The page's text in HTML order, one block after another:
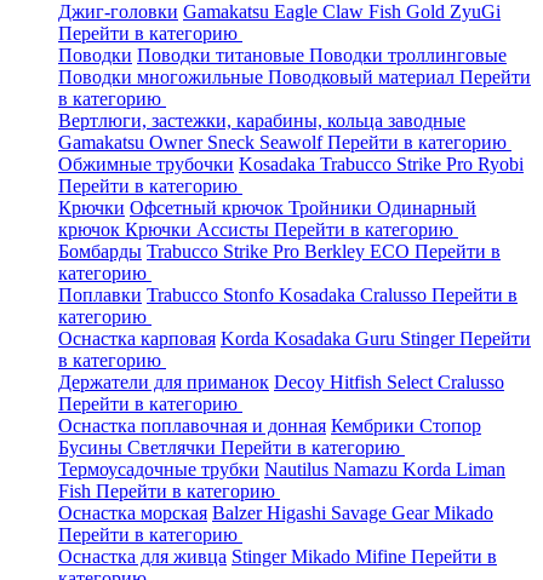
Джиг-головки Gamakatsu Eagle Claw Fish Gold ZyuGi
Перейти в категорию
Поводки Поводки титановые Поводки троллинговые
Поводки многожильные Поводковый материал Перейти
в категорию
Вертлюги, застежки, карабины, кольца заводные
Gamakatsu Owner Sneck SeawolfПерейти в категорию
Обжимные трубочки Kosadaka Trabucco Strike Pro Ryobi
Перейти в категорию
Крючки Офсетный крючок Тройники Одинарный
крючок Крючки Ассисты Перейти в категорию
Бомбарды Trabucco Strike Pro Berkley ECO Перейти в
категорию
Поплавки Trabucco Stonfo Kosadaka Cralusso Перейти в
категорию
Оснастка карповая Korda Kosadaka Guru StingerПерейти
в категорию
Держатели для приманок Decoy Hitfish Select Cralusso
Перейти в категорию
Оснастка поплавочная и донная Кембрики Стопор
Бусины Светлячки Перейти в категорию
Термоусадочные трубки Nautilus Namazu Korda Liman
Fish Перейти в категорию
Оснастка морская BalzerHigashi Savage GearMikado
Перейти в категорию
Оснастка для живца StingerMikado Mifine Перейти в